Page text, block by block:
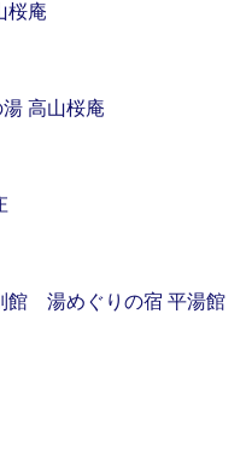
桜庵
高山桜庵
館 湯めぐりの宿 平湯館